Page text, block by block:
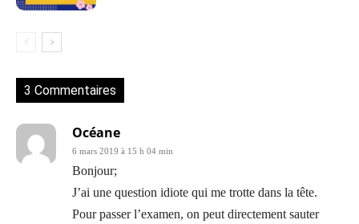
3 Commentaires
Océane
6 mars 2019 à 15 h 04 min
Bonjour;
J’ai une question idiote qui me trotte dans la tête.
Pour passer l’examen, on peut directement sauter